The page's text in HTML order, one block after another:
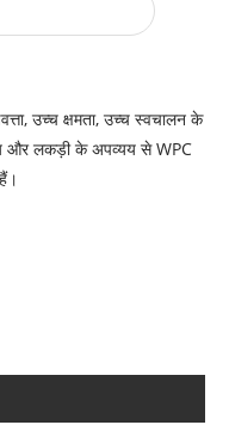
उच्च क्षमता, उच्च स्वचालन के
और लकड़ी के अपव्यय से WPC